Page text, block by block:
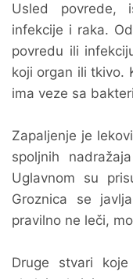
Usled povrede,
infekcije i raka.
povredu ili
koji organ ili tkivo.
ima veze sa
Zapaljenje je
spoljnih
Uglavnom su
Groznica se
pravilno ne leči,
Druge stvari